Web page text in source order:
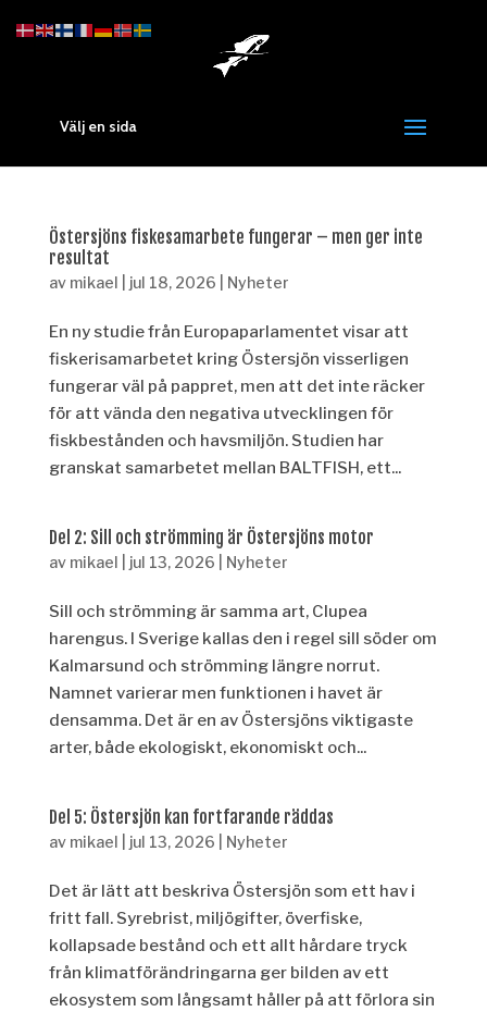
Välj en sida
Östersjöns fiskesamarbete fungerar – men ger inte
resultat
av mikael jul 18, 2026 Nyheter
En ny studie från Europaparlamentet visar att
fiskerisamarbetet kring Östersjön visserligen
fungerar väl på pappret, men att det inte räcker
för att vända den negativa utvecklingen för
fiskbestånden och havsmiljön. Studien har
granskat samarbetet mellan BALTFISH, ett...
Del 2: Sill och strömming är Östersjöns motor
av mikael jul 13, 2026 Nyheter
Sill och strömming är samma art, Clupea
harengus. I Sverige kallas den i regel sill söder om
Kalmarsund och strömming längre norrut.
Namnet varierar men funktionen i havet är
densamma. Det är en av Östersjöns viktigaste
arter, både ekologiskt, ekonomiskt och...
Del 5: Östersjön kan fortfarande räddas
av mikael jul 13, 2026 Nyheter
Det är lätt att beskriva Östersjön som ett hav i
fritt fall. Syrebrist, miljögifter, överfiske,
kollapsade bestånd och ett allt hårdare tryck
från klimatförändringarna ger bilden av ett
ekosystem som långsamt håller på att förlora sin